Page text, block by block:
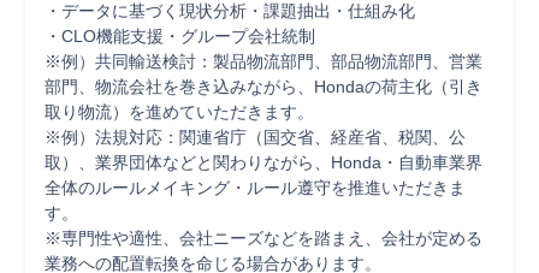
・データに基づく現状分析・課題抽出・仕組み化
・CLO機能支援・グループ会社統制
※例）共同輸送検討：製品物流部門、部品物流部門、営業
部門、物流会社を巻き込みながら、Hondaの荷主化（引き
取り物流）を進めていただきます。
※例）法規対応：関連省庁（国交省、経産省、税関、公
取）、業界団体などと関わりながら、Honda・自動車業界
全体のルールメイキング・ルール遵守を推進いただきま
す。
※専門性や適性、会社ニーズなどを踏まえ、会社が定める
業務への配置転換を命じる場合があります。